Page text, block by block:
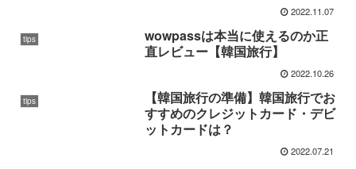
2022.11.07
tips
wowpassは本当に使えるのか正
直レビュー【韓国旅行】
2022.10.26
tips
【韓国旅行の準備】韓国旅行でお
すすめのクレジットカード・デビ
ットカードは？
2022.07.21